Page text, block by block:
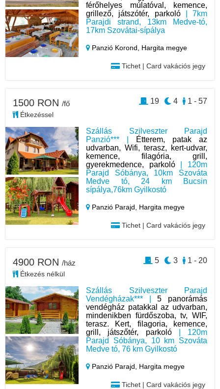
férőhelyes múlatóval, kemence,
grillező, játszótér, parkoló| 7km
Parajdi strand, 13km Medve-tó,
17km Szovátai-sípálya
Panzió Korond, Hargita megye
Tichet | Card vakációs jegy
Szállás Szilveszter Parajd
Panzió*** |
Étterem, patak az
udvarban, Wifi, terasz, kert-udvar,
kemence, filagória, grill,
gyerekmedence, parkoló| 120m
Parajd Sóbánya, 10km Szováta
Medve tó, 24 km Bucsin
sípálya,76km Gyilkostó
Panzió Parajd, Hargita megye
Tichet | Card vakációs jegy
1500 RON /fő
Étkezéssel
1 - 57
4
19
Szállás Szilveszter Parajd
Vendégházak*** |5 panorámás
vendégház patakkal az udvarban,
mindenikben fürdőszoba, tv, WIF,
terasz. Kert, filagoria, kemence,
grill, játszőtér, parkoló| 120m
Parajd Sóbánya, 10 km Szováta
Medve tó, 76 km Gyilkostó
Panzió Parajd, Hargita megye
Tichet | Card vakációs jegy
4900 RON /ház
Étkezés nélkül
1 - 20
3
5